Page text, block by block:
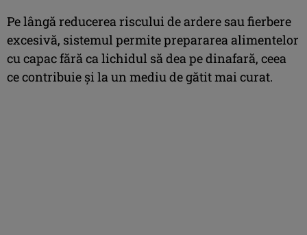
Pe lângă reducerea riscului de ardere sau fierbere
excesivă, sistemul permite prepararea alimentelor
cu capac fără ca lichidul să dea pe dinafară, ceea
ce contribuie și la un mediu de gătit mai curat.